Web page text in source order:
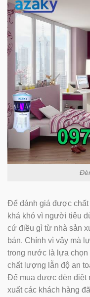
Để đánh giá được
khá khó vì người tiêu
cứ điều gì từ nhà sản
bán. Chính vì vậy mà
trong nước là lựa chọn
chất lượng lẫn độ an
Để mua được đèn diệt
xuất các khách hàng